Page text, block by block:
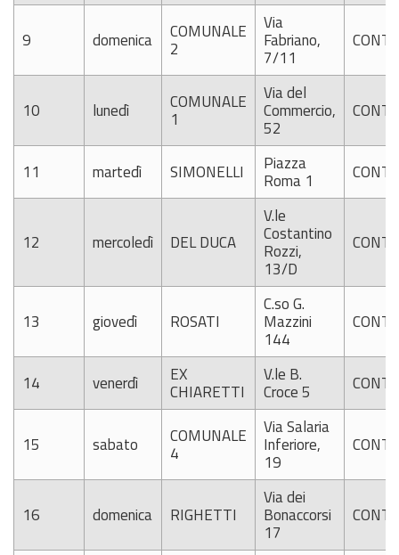
9 domenica COMUNALE
2
Via
Fabriano,
7/11
10 lunedì COMUNALE
1
Via del
Commercio,
52
11 martedì SIMONELLI Piazza
Roma 1
12 mercoledì DEL DUCA
V.le
Costantino
Rozzi,
13/D
13 giovedì ROSATI
C.so G.
Mazzini
144
14 venerdì EX
CHIARETTI
V.le B.
Croce 5
15 sabato COMUNALE
4
Via Salaria
Inferiore,
19
16 domenica RIGHETTI
Via dei
Bonaccorsi
17